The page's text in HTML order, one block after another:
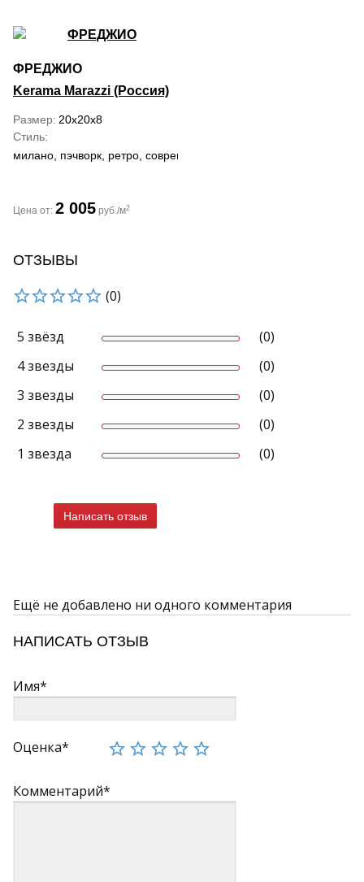
ФРЕДЖИО
Kerama Marazzi (Россия)
Размер 20x20x8
Стиль
милано, пэчворк, ретро, современный, черно-белый
Цена от: 2 005 руб./м2
ОТЗЫВЫ
(0)
5 звёзд
(0)
4 звезды
(0)
3 звезды
(0)
2 звезды
(0)
1 звезда
(0)
Написать отзыв
Ещё не добавлено ни одного комментария
НАПИСАТЬ ОТЗЫВ
Имя*
Оценка*
Комментарий*